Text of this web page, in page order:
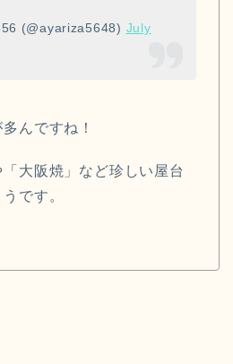
(@ayariza5648) July
んですね！
「大阪焼」など珍しい屋台
です。